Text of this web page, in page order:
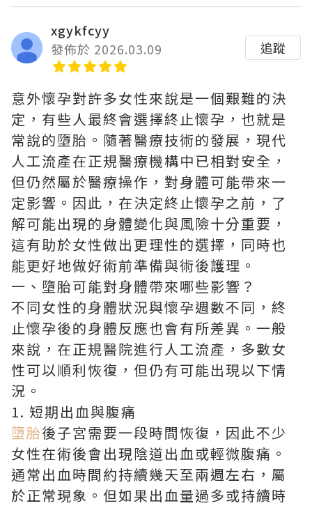
xgykfcyy
發佈於 2026.03.09
追蹤
意外懷孕對許多女性來說是一個艱難的決
定，有些人最終會選擇終止懷孕，也就是
常說的墮胎。隨著醫療技術的發展，現代
人工流產在正規醫療機構中已相對安全，
但仍然屬於醫療操作，對身體可能帶來一
定影響。因此，在決定終止懷孕之前，了
解可能出現的身體變化與風險十分重要，
這有助於女性做出更理性的選擇，同時也
能更好地做好術前準備與術後護理。
一、墮胎可能對身體帶來哪些影響？
不同女性的身體狀況與懷孕週數不同，終
止懷孕後的身體反應也會有所差異。一般
來說，在正規醫院進行人工流產，多數女
性可以順利恢復，但仍有可能出現以下情
況。
1. 短期出血與腹痛
墮胎後子宮需要一段時間恢復，因此不少
女性在術後會出現陰道出血或輕微腹痛。
通常出血時間約持續幾天至兩週左右，屬
於正常現象。但如果出血量過多或持續時